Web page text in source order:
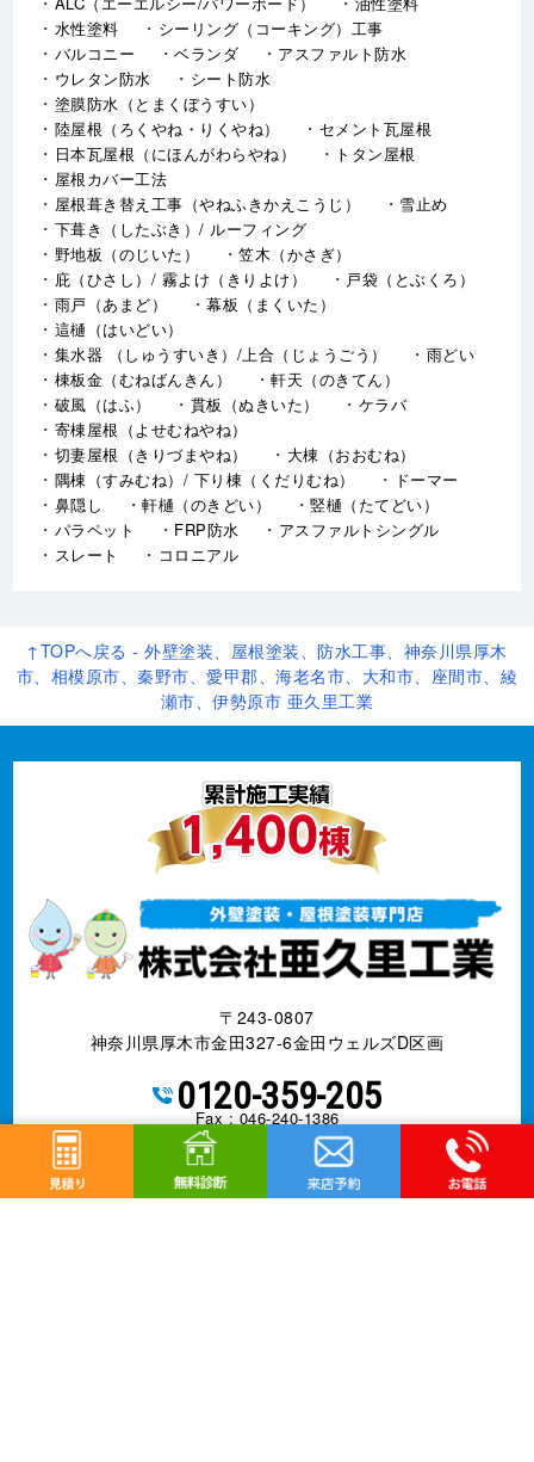
水性塗料
シーリング（コーキング）工事
バルコニー
ベランダ
アスファルト防水
ウレタン防水
シート防水
塗膜防水（とまくぼうすい）
陸屋根（ろくやね・りくやね）
セメント瓦屋根
日本瓦屋根（にほんがわらやね）
トタン屋根
屋根カバー工法
屋根葺き替え工事（やねふきかえこうじ）
雪止め
下葺き（したぶき）/ ルーフィング
野地板（のじいた）
笠木（かさぎ）
庇（ひさし）/ 霧よけ（きりよけ）
戸袋（とぶくろ）
雨戸（あまど）
幕板（まくいた）
這樋（はいどい）
集水器 （しゅうすいき）/上合（じょうごう）
雨どい
棟板金（むねばんきん）
軒天（のきてん）
破風（はふ）
貫板（ぬきいた）
ケラバ
寄棟屋根（よせむねやね）
切妻屋根（きりづまやね）
大棟（おおむね）
隅棟（すみむね）/ 下り棟（くだりむね）
ドーマー
鼻隠し
軒樋（のきどい）
竪樋（たてどい）
パラペット
FRP防水
アスファルトシングル
スレート
コロニアル
↑TOPへ戻る - 外壁塗装、屋根塗装、防水工事、神奈川県厚木
市、相模原市、秦野市、愛甲郡、海老名市、大和市、座間市、綾
瀬市、伊勢原市 亜久里工業
〒243-0807
神奈川県厚木市金田327-6金田ウェルズD区画
0120-359-205
Fax : 046-240-1386
営業電話お断りします
営業時間 10:00～18:00 日曜定休